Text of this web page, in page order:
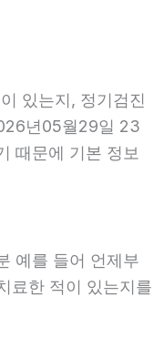
있는지, 정기검진
년05월29일 23
때문에 기본 정보
예를 들어 언제부
료한 적이 있는지를